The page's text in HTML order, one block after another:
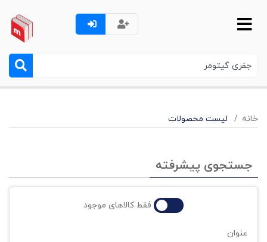
خانه لیست محصولات
جستجوی پیشرفته
فقط کالاهای موجود
عنوان